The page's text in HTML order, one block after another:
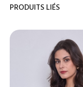
PRODUITS LIÉS